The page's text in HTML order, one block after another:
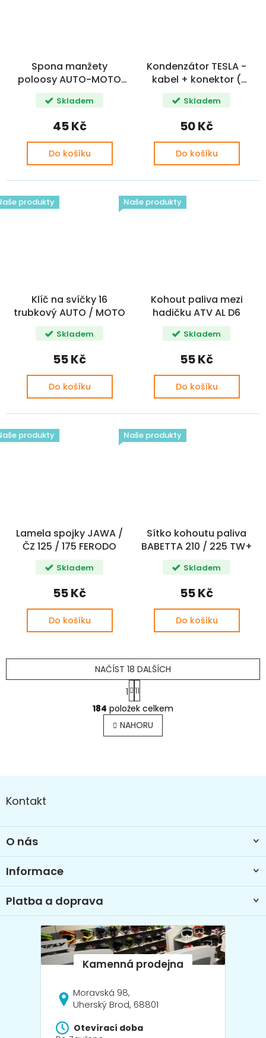
Spona manžety
poloosy AUTO-MOTO
UNI SADA
Skladem
45 Kč
Do košíku
Kondenzátor TESLA -
kabel + konektor (
JAWA, ČZ )
Skladem
50 Kč
Do košíku
produkty
Klíč na svíčky 16
trubkový AUTO / MOTO
Skladem
55 Kč
Do košíku
Naše produkty
Kohout paliva mezi
hadičku ATV AL D6
Skladem
55 Kč
Do košíku
produkty
Lamela spojky JAWA /
ČZ 125 / 175 FERODO
Skladem
55 Kč
Do košíku
Naše produkty
Sítko kohoutu paliva
BABETTA 210 / 225 TW+
Skladem
55 Kč
Do košíku
O
v
l
á
k
ý
i
NAČÍST 18 DALŠÍCH
S
t
r
á
n
k
1 11
184 položek celkem
NAHORU
á
pKontakt
O nás
Informace
Platba a doprava
Moravská 98,
Uherský Brod, 68801
Otevírací doba